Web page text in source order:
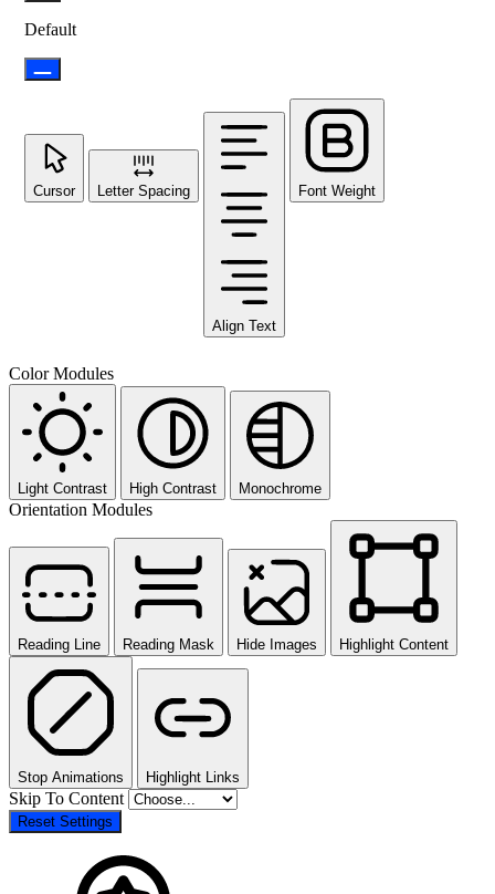
Default
Cursor Letter Spacing
Align Text
Font Weight
Color Modules
Light Contrast High Contrast Monochrome
Orientation Modules
Reading Line Reading Mask Hide Images Highlight Content
Stop Animations Highlight Links
Skip To Content
Reset Settings